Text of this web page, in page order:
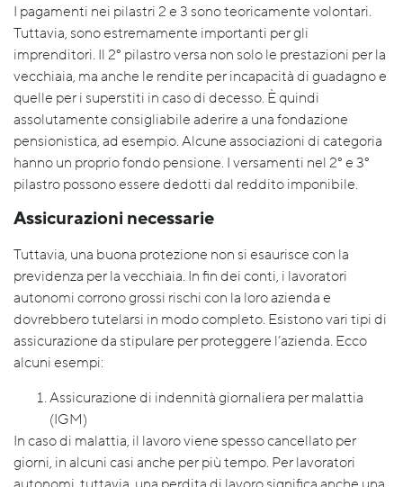
I pagamenti nei pilastri 2 e 3 sono teoricamente volontari.
Tuttavia, sono estremamente importanti per gli
imprenditori. Il 2° pilastro versa non solo le prestazioni per la
vecchiaia, ma anche le rendite per incapacità di guadagno e
quelle per i superstiti in caso di decesso. È quindi
assolutamente consigliabile aderire a una fondazione
pensionistica, ad esempio. Alcune associazioni di categoria
hanno un proprio fondo pensione. I versamenti nel 2° e 3°
pilastro possono essere dedotti dal reddito imponibile.
Assicurazioni necessarie
Tuttavia, una buona protezione non si esaurisce con la
previdenza per la vecchiaia. In fin dei conti, i lavoratori
autonomi corrono grossi rischi con la loro azienda e
dovrebbero tutelarsi in modo completo. Esistono vari tipi di
assicurazione da stipulare per proteggere l’azienda. Ecco
alcuni esempi:
Assicurazione di indennità giornaliera per malattia
(IGM)
In caso di malattia, il lavoro viene spesso cancellato per
giorni, in alcuni casi anche per più tempo. Per lavoratori